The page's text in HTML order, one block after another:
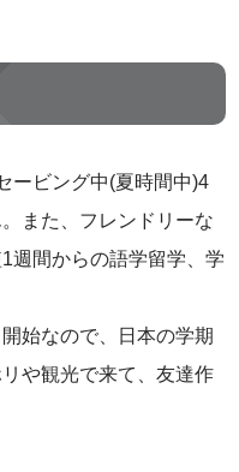
ービング中(夏時間中)4
また、フレンドリーな
週間からの語学留学、学
始なので、日本の学期
や観光で来て、友達作